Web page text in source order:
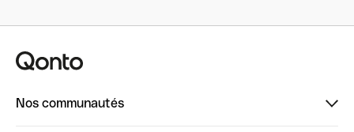
Nos communautés